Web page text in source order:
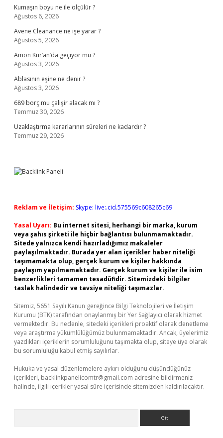
Kumaşın boyu ne ile ölçülür ?
Ağustos 6, 2026
Avene Cleanance ne işe yarar ?
Ağustos 5, 2026
Amon Kur’an’da geçiyor mu ?
Ağustos 3, 2026
Ablasının eşine ne denir ?
Ağustos 3, 2026
689 borç mu çalişir alacak mı ?
Temmuz 30, 2026
Uzaklaştırma kararlarının süreleri ne kadardır ?
Temmuz 29, 2026
Reklam ve İletişim: Skype: live:.cid.575569c608265c69
Yasal Uyarı: Bu internet sitesi, herhangi bir marka, kurum
veya şahıs şirketi ile hiçbir bağlantısı bulunmamaktadır.
Sitede yalnızca kendi hazırladığımız makaleler
paylaşılmaktadır. Burada yer alan içerikler haber niteliği
taşımamakta olup, gerçek kurum ve kişiler hakkında
paylaşım yapılmamaktadır. Gerçek kurum ve kişiler ile isim
benzerlikleri tamamen tesadüfidir. Sitemizdeki bilgiler
taslak halindedir ve tavsiye niteliği taşımazlar.
Sitemiz, 5651 Sayılı Kanun gereğince Bilgi Teknolojileri ve İletişim
Kurumu (BTK) tarafından onaylanmış bir Yer Sağlayıcı olarak hizmet
vermektedir. Bu nedenle, sitedeki içerikleri proaktif olarak denetleme
veya araştırma yükümlülüğümüz bulunmamaktadır. Ancak, üyelerimiz
yazdıkları içeriklerin sorumluluğunu taşımakta olup, siteye üye olarak
bu sorumluluğu kabul etmiş sayılırlar.
Hukuka ve yasal düzenlemelere aykırı olduğunu düşündüğünüz
içerikleri, backlinkpanelicomtr@gmail.com adresine bildirmeniz
halinde, ilgili içerikler yasal süre içerisinde sitemizden kaldırılacaktır.